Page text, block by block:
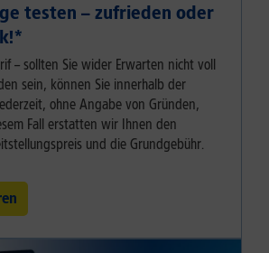
testen – zufrieden oder
– sollten Sie wider Erwarten nicht voll
sein, können Sie innerhalb der
ohne Angabe von Gründen,
Fall erstatten wir Ihnen den
und die Grundgebühr.